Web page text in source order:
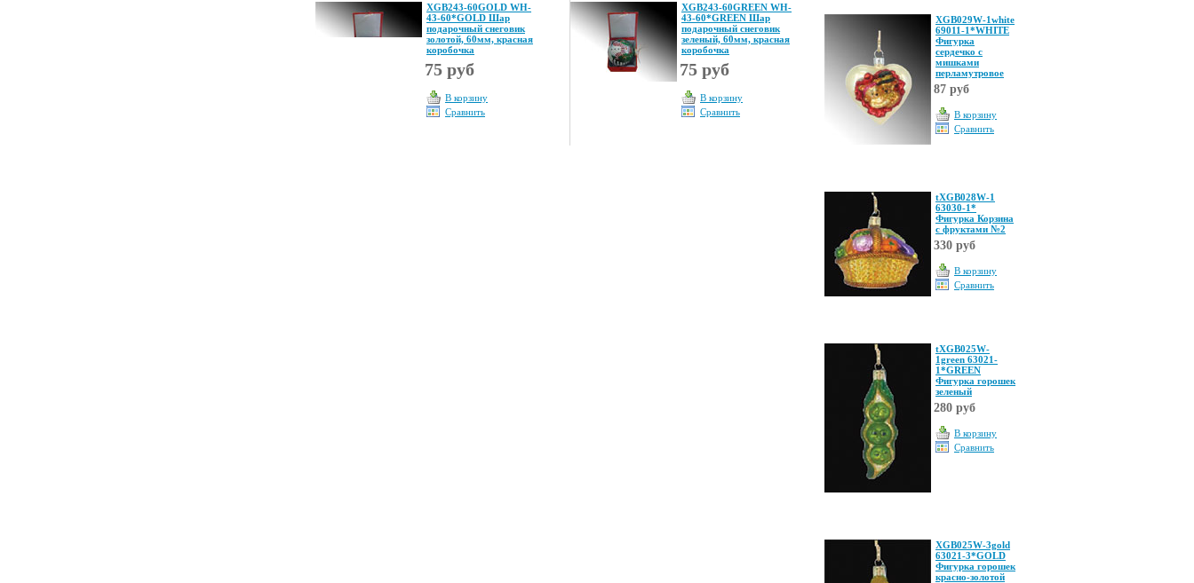
XGB243-60GOLD WH-
43-60*GOLD Шар
подарочный снеговик
золотой, 60мм, красная
коробочка
75 руб
В корзину
Сравнить
XGB243-60GREEN WH-
43-60*GREEN Шар
подарочный снеговик
зеленый, 60мм, красная
коробочка
75 руб
В корзину
Сравнить
XGB029W-1white
69011-1*WHITE
Фигурка
сердечко с
мишками
перламутровое
87 руб
В корзину
Сравнить
tXGB028W-1
63030-1*
Фигурка Корзина
с фруктами №2
330 руб
В корзину
Сравнить
tXGB025W-
1green 63021-
1*GREEN
Фигурка горошек
зеленый
280 руб
В корзину
Сравнить
XGB025W-3gold
63021-3*GOLD
Фигурка горошек
красно-золотой